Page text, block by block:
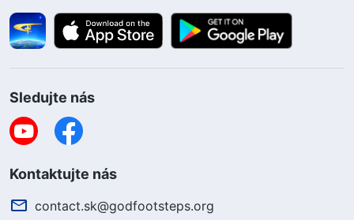
Sledujte nás
Kontaktujte nás
contact.sk@godfootsteps.org